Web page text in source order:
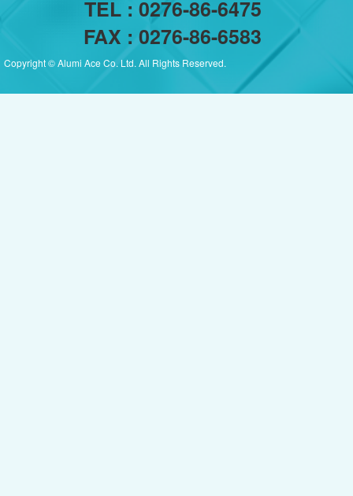
TEL : 0276-86-6475
FAX : 0276-86-6583
Copyright © Alumi Ace Co. Ltd. All Rights Reserved.